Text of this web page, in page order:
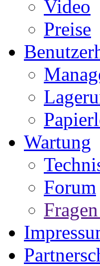
Video
Preise
Wartung
Forum